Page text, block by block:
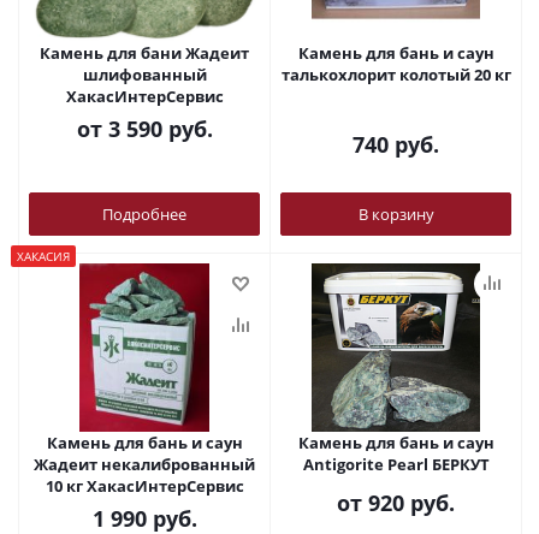
Камень для бани Жадеит
шлифованный
ХакасИнтерСервис
от 3 590 руб.
Подробнее
Камень для бань и саун
талькохлорит колотый 20 кг
740 руб.
В корзину
ХАКАСИЯ
Камень для бань и саун
Жадеит некалиброванный
10 кг ХакасИнтерСервис
1 990руб.
Камень для бань и саун
Antigorite Pearl БЕРКУТ
от 920 руб.